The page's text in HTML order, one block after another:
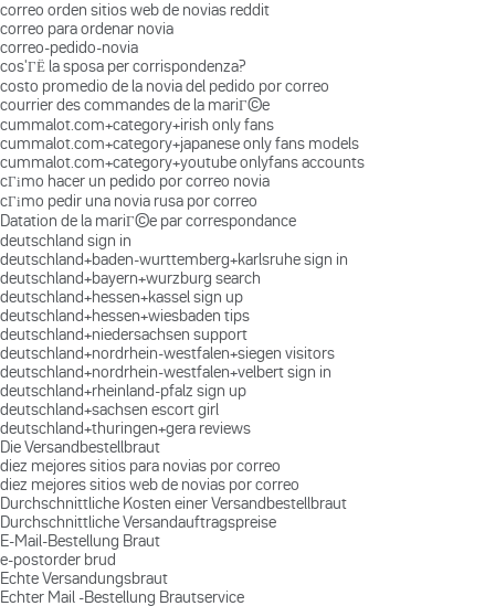
correo orden sitios web de novias reddit
correo para ordenar novia
correo-pedido-novia
cos'ГЁ la sposa per corrispondenza?
costo promedio de la novia del pedido por correo
courrier des commandes de la mariГ©e
cummalot.com+category+irish only fans
cummalot.com+category+japanese only fans models
cummalot.com+category+youtube onlyfans accounts
cГіmo hacer un pedido por correo novia
cГіmo pedir una novia rusa por correo
Datation de la mariГ©e par correspondance
deutschland sign in
deutschland+baden-wurttemberg+karlsruhe sign in
deutschland+bayern+wurzburg search
deutschland+hessen+kassel sign up
deutschland+hessen+wiesbaden tips
deutschland+niedersachsen support
deutschland+nordrhein-westfalen+siegen visitors
deutschland+nordrhein-westfalen+velbert sign in
deutschland+rheinland-pfalz sign up
deutschland+sachsen escort girl
deutschland+thuringen+gera reviews
Die Versandbestellbraut
diez mejores sitios para novias por correo
diez mejores sitios web de novias por correo
Durchschnittliche Kosten einer Versandbestellbraut
Durchschnittliche Versandauftragspreise
E-Mail-Bestellung Braut
e-postorder brud
Echte Versandungsbraut
Echter Mail -Bestellung Brautservice